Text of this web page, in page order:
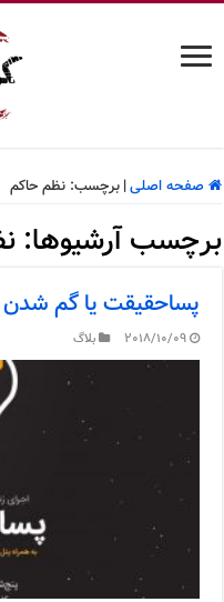
صفحه اصلی| برچسب:نظم حاکم
برچسب آرشیوها:
پساحقیقت یا گم
2018/10/09 بلاگ